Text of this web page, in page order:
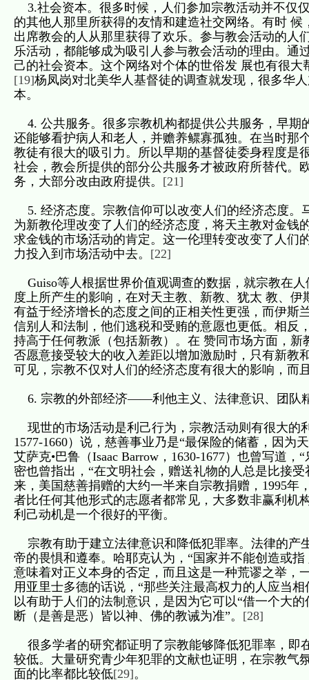
3.社会资本。很多时候，人们参加宗教活动并不仅
的其他人那里所获得的友情和建造社交网络。有时
出席教会的人从那里获得了欢乐。参与教会活动的人
乐活动，都能够成为吸引人参与教会活动的理由。通
己的社会资本。这个网络对个体的世俗发 展也有很
[19]杨凤岗对北美华人基督徒的调查就发现，很多华
本。
4. 公共服务。很多宗教机构都提供公共服务，早期
还能够看护病人和老人，并赡养鳏寡孤独。在当时那
教徒有很大的吸引力。所以早期的基督徒委身程度是
社会，教会所提供的部分公共服务才被政府所替代。
务，大部分改由政府提供。 [21]
5. 经济态度。宗教信仰可以改变人们的经济态度。
为新教伦理改变了人们的经济态度，将天主教对金钱
求金钱的市场活动的肯定。这一伦理转变改变了人们
力投入到市场活动中去。 [22]
Guiso等人根据世界价值观调查的数据，就宗教在
度上所产生的影响，在对天主教、新教、犹太 教、
有益于经济增长的态度之间的正相关性更强，而伊斯
信别人和法制，他们逃税和受贿的意愿也更低。相反
持高于任何教派（包括新教）。在 赞同市场方面，
否愿意接受较大的收入差距以增加激励时，只有新教
可见，宗教不仅对人们的经济态度有很大的影响，而
6. 宗教的外部经济——利他主义、法律意识、团队
现世的市场活动是利己行为，宗教活动则有很大的
1577-1660）说，慈善事业乃是“最保险的储蓄，因
艾萨克•巴鲁（Isaac Barrow，1630-1677）也曾写道
密也曾指出，“在文明社会，赠送礼物的人总是比接
来，美国慈善捐赠的大约一半来自宗教捐赠，1995年
者比任何其他形式的志愿者都常见，大多数非赢利机
利己动机是一个很好的平衡。
宗教有助于建立法律意识和降低犯罪率。法律的产
帝的畏惧和遵奉。哈耶克认为，“国家并不能创造或
意味着对正义本身的否定，而且这是一种荒谬之举，
用亚里士多德的话说，“那些关注最高权力的人应当
以有助于人们的法制意识，是因为它可以“借一个大
断（是善是恶）皆以神、佛的教诫为准”。 [28]
很多学者的研究都证明了宗教能够降低犯罪率，即
较低。大量研究青少年犯罪的文献也证明，在宗教气
面的比率都比较低[29]。